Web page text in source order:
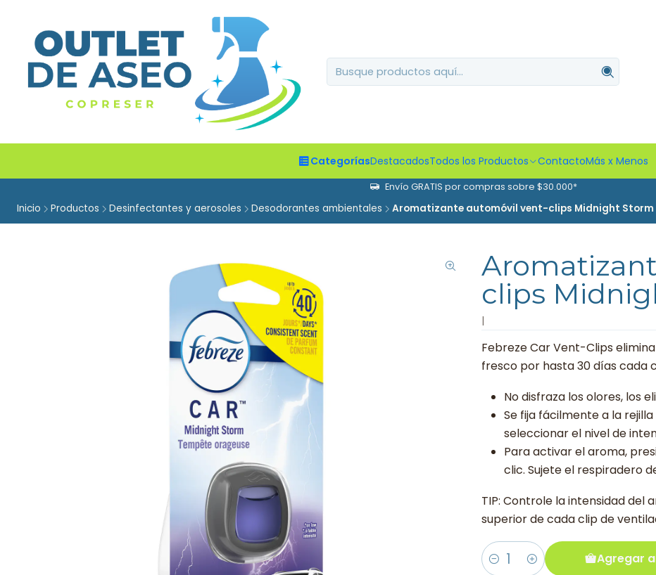
CategoríasDestacadosTodos los Productos ContactoMás x Menos
Envío GRATIS por compras sobre $30.000*
Inicio Productos Desinfectantes y aerosoles Desodorantes ambientales Aromatizante automóvil vent-clips Midnight Storm
clips
Febreze Car Vent-Clips
fresco por hasta 30 días cada
No disfraza los olores, los
Se fija fácilmente a la
seleccionar el nivel de
Para activar el aroma,
clic. Sujete el respiradero
TIP: Controle la intensidad del
superior de cada clip de
Cantidad
Agregar